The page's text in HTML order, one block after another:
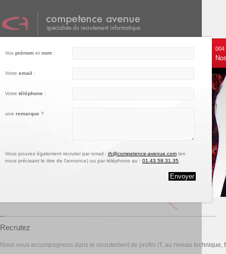
004
Recrutez
Nous vous accompagnons dans le recrutement de profils IT, au niveau technique,
Vos prénom et nom :
Votre email :
Votre téléphone :
une remarque ?
Vous pouvez également recruter par email : rh@competence-avenue.com (en
nous précisant le titre de l'annonce) ou par téléphone au : 01.43.58.31.35